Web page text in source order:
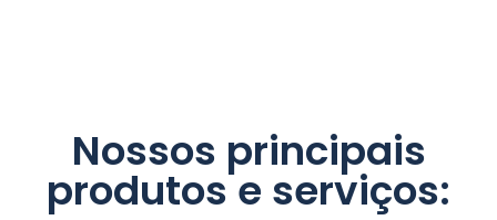
Nossos principais
produtos e serviços: